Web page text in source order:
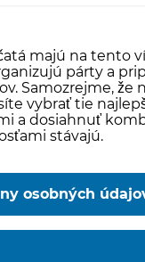
majú na tento
párty a
Samozrejme, že
vybrať tie
a dosiahnuť
stávajú.
osobných